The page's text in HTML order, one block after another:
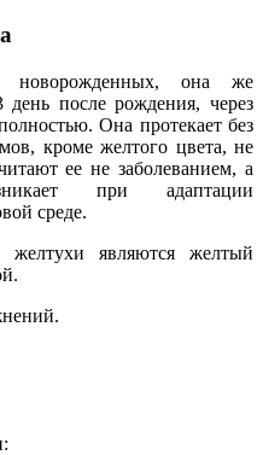
новорожденных, она же
день после рождения, через
Она протекает без
кроме желтого цвета, не
ее не заболеванием, а
при адаптации
среде.
желтухи являются желтый